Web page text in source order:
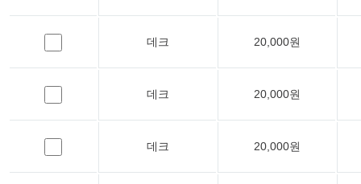
데크 20,000원
데크 20,000원
데크 20,000원